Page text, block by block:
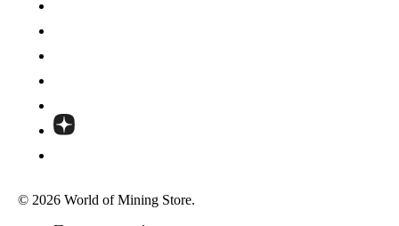
© 2026 World of Mining Store.